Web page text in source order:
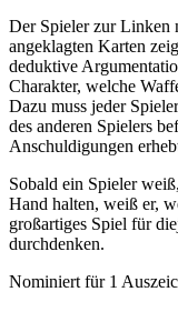
Der Spieler zur Linken
angeklagten Karten
deduktive
Charakter, welche
Dazu muss jeder
des anderen Spielers
Anschuldigungen
Sobald ein Spieler
Hand halten, weiß er,
großartiges Spiel für
durchdenken.
Nominiert für 1